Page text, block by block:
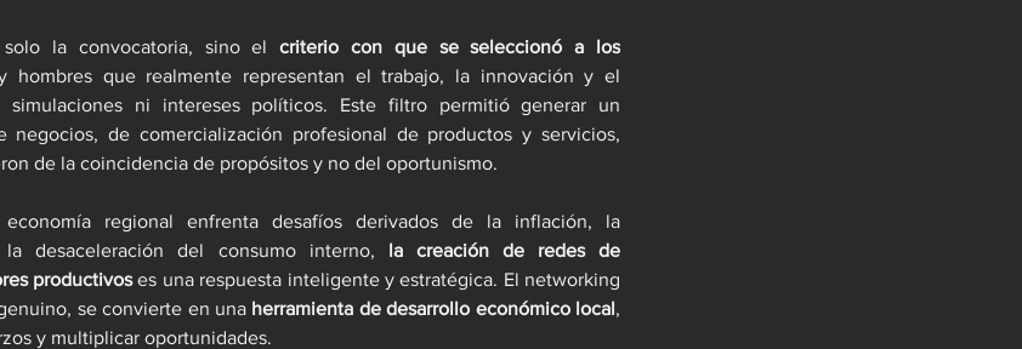
la convocatoria, sino el criterio con que se seleccionó a los
hombres que realmente representan el trabajo, la innovación y el
simulaciones ni intereses políticos. Este filtro permitió generar un
negocios, de comercialización profesional de productos y servicios,
de la coincidencia de propósitos y no del oportunismo.
regional enfrenta desafíos derivados de la inflación, la
desaceleración del consumo interno, la creación de redes de
productivos es una respuesta inteligente y estratégica. El networking
se convierte en una herramienta de desarrollo económico local,
y multiplicar oportunidades.